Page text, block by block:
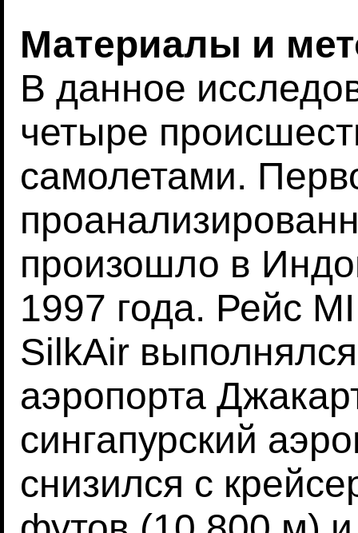
Материалы и
В данное
четыре
самолетами.
произошло в
1997 года. Рейс
SilkAir
аэропорта
сингапурский
снизился с